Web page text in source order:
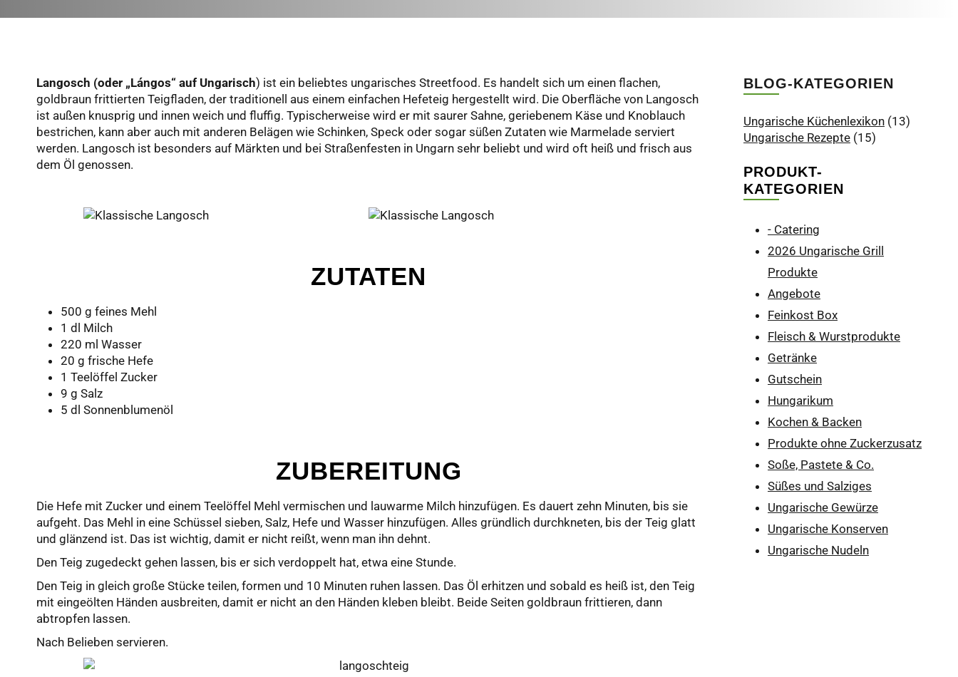
Langosch (oder „Lángos“ auf Ungarisch) ist ein beliebtes ungarisches Streetfood. Es handelt sich um einen flachen,
goldbraun frittierten Teigfladen, der traditionell aus einem einfachen Hefeteig hergestellt wird. Die Oberfläche von Langosch
ist außen knusprig und innen weich und fluffig. Typischerweise wird er mit saurer Sahne, geriebenem Käse und Knoblauch
bestrichen, kann aber auch mit anderen Belägen wie Schinken, Speck oder sogar süßen Zutaten wie Marmelade serviert
werden. Langosch ist besonders auf Märkten und bei Straßenfesten in Ungarn sehr beliebt und wird oft heiß und frisch aus
dem Öl genossen.
ZUTATEN
500 g feines Mehl
1 dl Milch
220 ml Wasser
20 g frische Hefe
1 Teelöffel Zucker
9 g Salz
5 dl Sonnenblumenöl
ZUBEREITUNG
Die Hefe mit Zucker und einem Teelöffel Mehl vermischen und lauwarme Milch hinzufügen. Es dauert zehn Minuten, bis sie
aufgeht. Das Mehl in eine Schüssel sieben, Salz, Hefe und Wasser hinzufügen. Alles gründlich durchkneten, bis der Teig glatt
und glänzend ist. Das ist wichtig, damit er nicht reißt, wenn man ihn dehnt.
Den Teig zugedeckt gehen lassen, bis er sich verdoppelt hat, etwa eine Stunde.
Den Teig in gleich große Stücke teilen, formen und 10 Minuten ruhen lassen. Das Öl erhitzen und sobald es heiß ist, den Teig
mit eingeölten Händen ausbreiten, damit er nicht an den Händen kleben bleibt. Beide Seiten goldbraun frittieren, dann
abtropfen lassen.
Nach Belieben servieren.
BLOG-KATEGORIEN
Ungarische Küchenlexikon (13)
Ungarische Rezepte (15)
PRODUKT-
KATEGORIEN
- Catering
2026 Ungarische Grill
Produkte
Angebote
Feinkost Box
Fleisch & Wurstprodukte
Getränke
Gutschein
Hungarikum
Kochen & Backen
Produkte ohne Zuckerzusatz
Soße, Pastete & Co.
Süßes und Salziges
Ungarische Gewürze
Ungarische Konserven
Ungarische Nudeln